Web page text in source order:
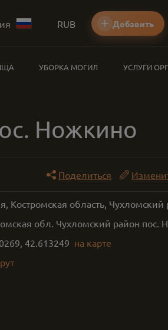
RUB Добавить
УБОРКА МОГИЛ УСЛУГИ
Ножкино
Поделиться
Костромская область, Чухломский
обл. Чухломский район пос.
, 42.613249 на карте